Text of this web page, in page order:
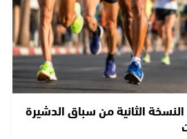
الثانية من سباق الدشيرة